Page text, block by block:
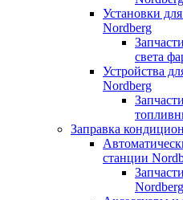
Установки
Nordberg
света
Устройства
Nordberg
Заправка
станции
Nordberg